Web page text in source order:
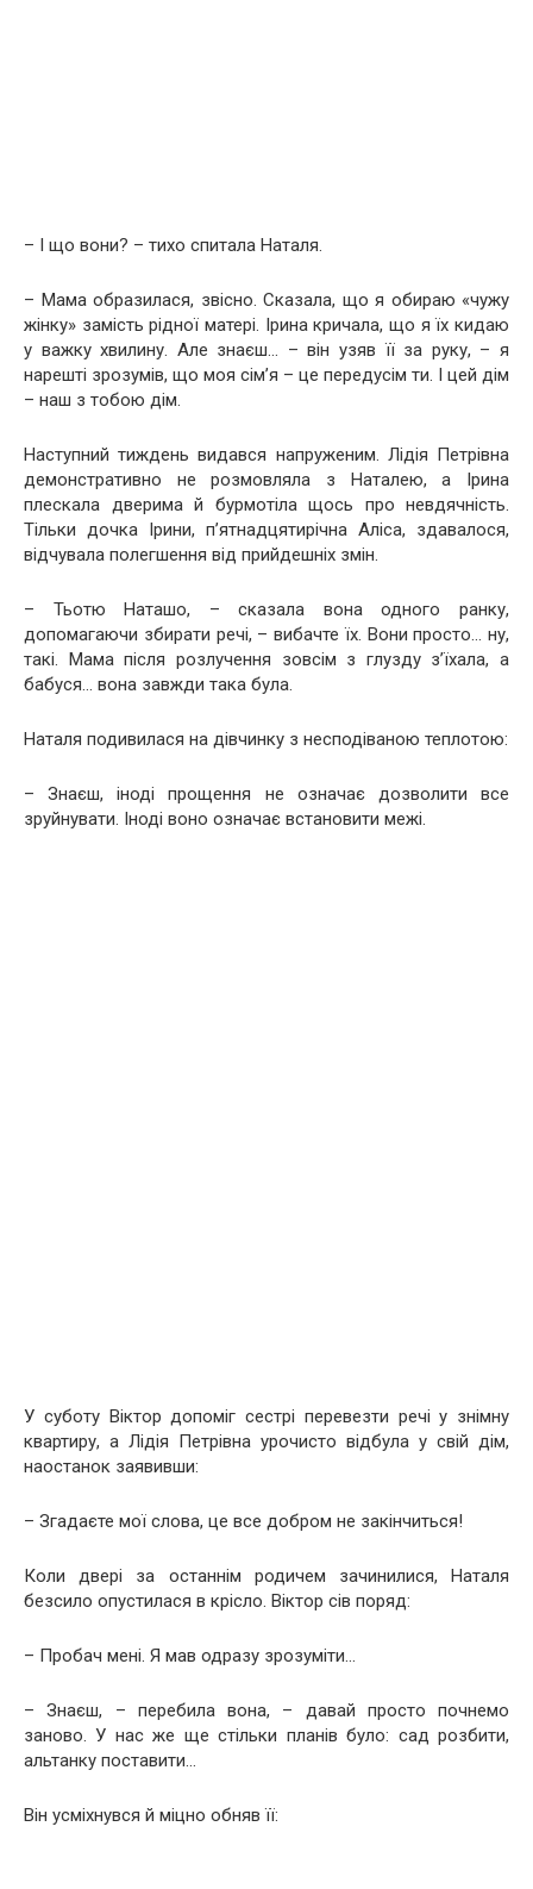
– І що вони? – тихо спитала Наталя.
– Мама образилася, звісно. Сказала, що я обираю «чужу
жінку» замість рідної матері. Ірина кричала, що я їх кидаю
у важку хвилину. Але знаєш… – він узяв її за руку, – я
нарешті зрозумів, що моя сім’я – це передусім ти. І цей дім
– наш з тобою дім.
Наступний тиждень видався напруженим. Лідія Петрівна
демонстративно не розмовляла з Наталею, а Ірина
плескала дверима й бурмотіла щось про невдячність.
Тільки дочка Ірини, п’ятнадцятирічна Аліса, здавалося,
відчувала полегшення від прийдешніх змін.
– Тьотю Наташо, – сказала вона одного ранку,
допомагаючи збирати речі, – вибачте їх. Вони просто… ну,
такі. Мама після розлучення зовсім з глузду з’їхала, а
бабуся… вона завжди така була.
Наталя подивилася на дівчинку з несподіваною теплотою:
– Знаєш, іноді прощення не означає дозволити все
зруйнувати. Іноді воно означає встановити межі.
У суботу Віктор допоміг сестрі перевезти речі у знімну
квартиру, а Лідія Петрівна урочисто відбула у свій дім,
наостанок заявивши:
– Згадаєте мої слова, це все добром не закінчиться!
Коли двері за останнім родичем зачинилися, Наталя
безсило опустилася в крісло. Віктор сів поряд:
– Пробач мені. Я мав одразу зрозуміти…
– Знаєш, – перебила вона, – давай просто почнемо
заново. У нас же ще стільки планів було: сад розбити,
альтанку поставити…
Він усміхнувся й міцно обняв її: